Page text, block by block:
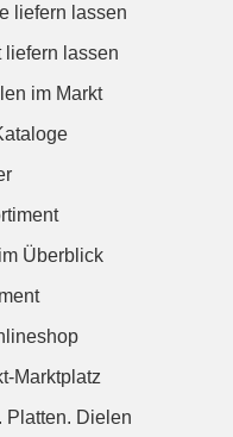
liefern lassen
liefern lassen
im Markt
Überblick
Marktplatz
Platten. Dielen